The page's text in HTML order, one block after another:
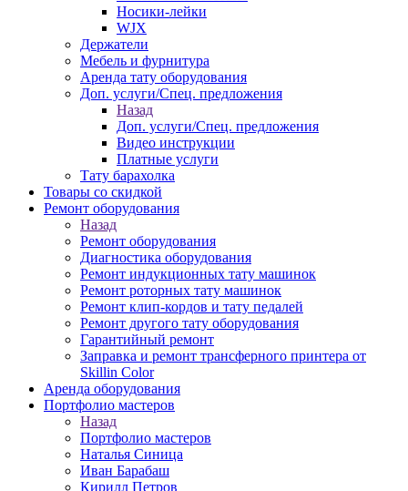
Носики-лейки
WJX
Держатели
Мебель и фурнитура
Аренда тату оборудования
Доп. услуги/Спец. предложения
Назад
Доп. услуги/Спец. предложения
Видео инструкции
Платные услуги
Тату барахолка
Товары со скидкой
Ремонт оборудования
Назад
Ремонт оборудования
Диагностика оборудования
Ремонт индукционных тату машинок
Ремонт роторных тату машинок
Ремонт клип-кордов и тату педалей
Ремонт другого тату оборудования
Гарантийный ремонт
Заправка и ремонт трансферного принтера от
Skillin Color
Аренда оборудования
Портфолио мастеров
Назад
Портфолио мастеров
Наталья Синица
Иван Барабаш
Кирилл Петров